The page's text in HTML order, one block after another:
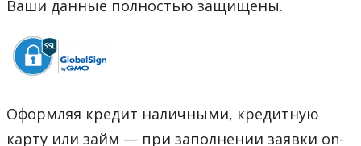
Ваши данные полностью защищены.
Оформляя кредит наличными, кредитную
карту или займ — при заполнении заявки on-